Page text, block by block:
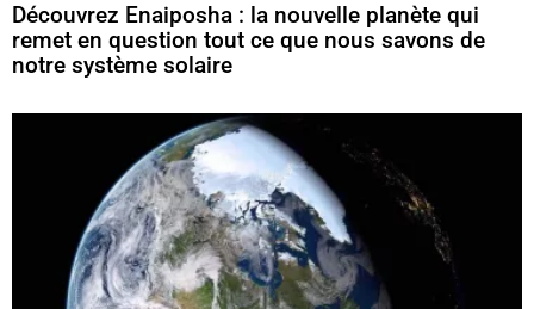
Découvrez Enaiposha : la nouvelle planète qui
remet en question tout ce que nous savons de
notre système solaire